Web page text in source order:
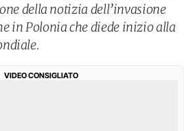
della notizia dell’invasione
in Polonia che diede inizio alla
VIDEO CONSIGLIATO